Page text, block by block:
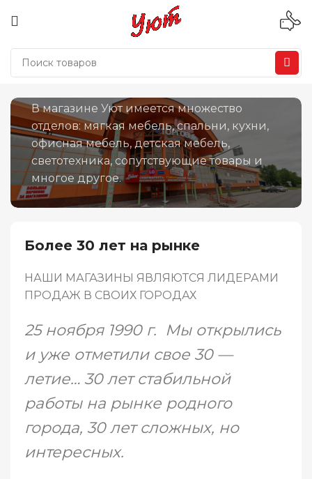
В магазине Уют имеется множество
отделов: мягкая мебель, спальни, кухни,
офисная мебель, детская мебель,
светотехника, сопутствующие товары и
многое другое.
Более 30 лет на рынке
НАШИ МАГАЗИНЫ ЯВЛЯЮТСЯ ЛИДЕРАМИ
ПРОДАЖ В СВОИХ ГОРОДАХ
25 ноября 1990 г. Мы открылись
и уже отметили свое 30 —
летие… 30 лет стабильной
работы на рынке родного
города, 30 лет сложных, но
интересных.